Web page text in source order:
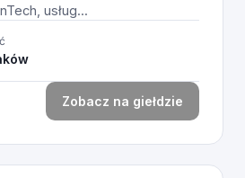
usług...
Zobacz na giełdzie